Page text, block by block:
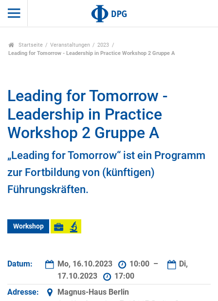
Startseite Veranstaltungen
2023
Leading for Tomorrow - Leadership in Practice Workshop 2 Gruppe A
Leading for Tomorrow -
Leadership in Practice
Workshop 2 Gruppe A
„Leading for Tomorrow“ ist ein Programm
zur Fortbildung von (künftigen)
Führungskräften.
Workshop
Datum: Mo, 16.10.2023 10:00 –
Di,
17.10.2023
17:00
Adresse:
Magnus-Haus Berlin